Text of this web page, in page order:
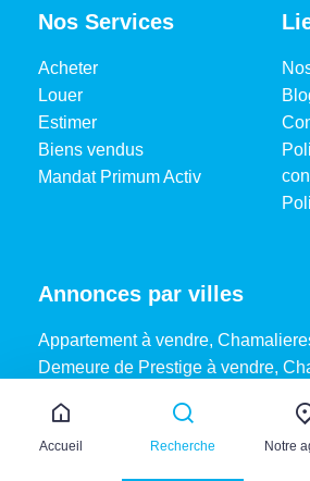
Accueil Recherche Notre
Nos Services
Acheter
Louer
Estimer
Biens vendus
Mandat Primum Activ
Annonces par villes
Appartement à vendre,
Demeure de Prestige à vendre,
Maison de maître à vendre, Mur sur
Maison à louer, Combronde
Appartement à louer, Clermont